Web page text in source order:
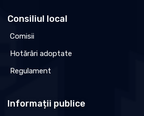
Consiliul local
Comisii
Hotărâri adoptate
Regulament
Informații publice